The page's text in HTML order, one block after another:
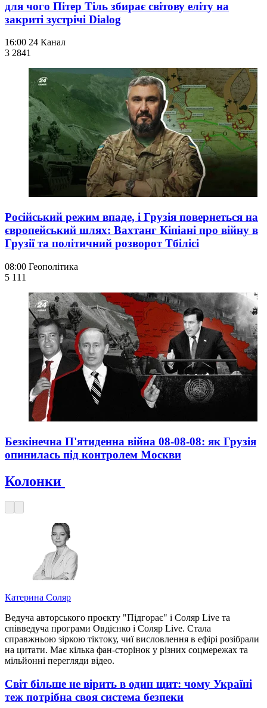
для чого Пітер Тіль збирає світову еліту на
закриті зустрічі Dialog
16:00 24 Канал
3 2841
Російський режим впаде, і Грузія повернеться на
європейський шлях: Вахтанг Кіпіані про війну в
Грузії та політичний розворот Тбілісі
08:00 Геополітика
5 111
Безкінечна П'ятиденна війна 08-08-08: як Грузія
опинилась під контролем Москви
Колонки
Катерина Соляр
Ведуча авторського проєкту "Підгорає" і Соляр Live та
співведуча програми Овдієнко і Соляр Live. Стала
справжньою зіркою тіктоку, чиї висловлення в ефірі розібрали
на цитати. Має кілька фан-сторінок у різних соцмережах та
мільйонні перегляди відео.
Світ більше не вірить в один щит: чому Україні
теж потрібна своя система безпеки